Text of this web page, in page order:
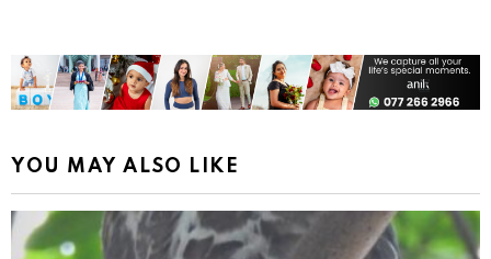
YOU MAY ALSO LIKE